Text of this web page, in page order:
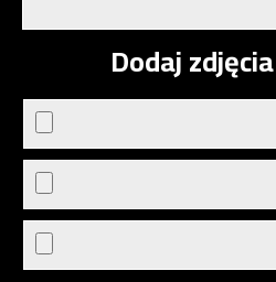
Dodaj